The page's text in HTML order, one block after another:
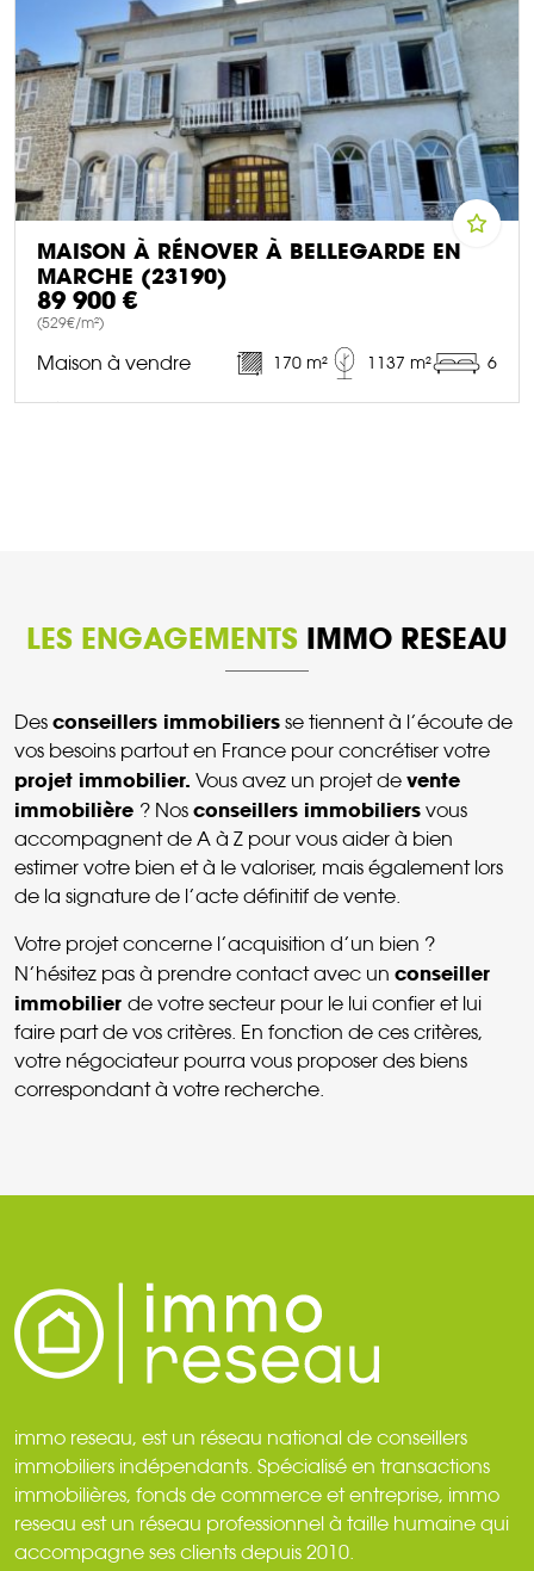
MAISON À RÉNOVER À BELLEGARDE EN
MARCHE (23190)
89 900 €
(529€/m²)
Maison à vendre 170 m² 1137 m² 6
LES ENGAGEMENTS IMMO RESEAU
Des conseillers immobiliers se tiennent à l’écoute de
vos besoins partout en France pour concrétiser votre
projet immobilier. Vous avez un projet de vente
immobilière ? Nos conseillers immobiliers vous
accompagnent de A à Z pour vous aider à bien
estimer votre bien et à le valoriser, mais également lors
de la signature de l’acte définitif de vente.
Votre projet concerne l’acquisition d’un bien ?
N’hésitez pas à prendre contact avec un conseiller
immobilier de votre secteur pour le lui confier et lui
faire part de vos critères. En fonction de ces critères,
votre négociateur pourra vous proposer des biens
correspondant à votre recherche.
immo reseau, est un réseau national de conseillers
immobiliers indépendants. Spécialisé en transactions
immobilières, fonds de commerce et entreprise, immo
reseau est un réseau professionnel à taille humaine qui
accompagne ses clients depuis 2010.